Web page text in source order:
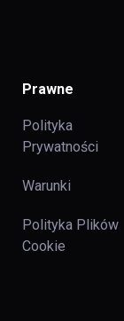
Prawne
Polityka
Prywatności
Warunki
Polityka Plików
Cookie